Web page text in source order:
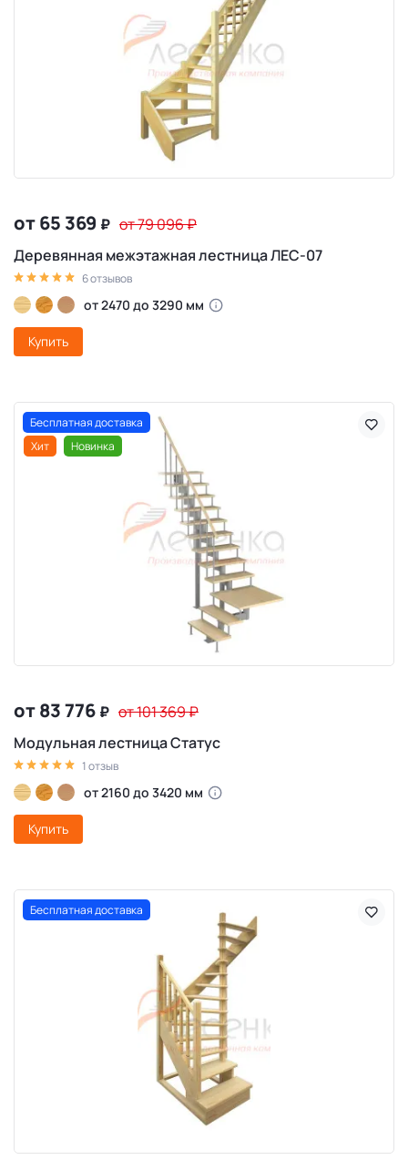
от 65 369 ₽ от 79 096₽
Деревянная межэтажная лестница ЛЕС-07
6 отзывов
от 2470 до 3290 мм
Купить
Бесплатная доставка
Хит
Новинка
от 83 776 ₽ от 101 369₽
Модульная лестница Статус
1 отзыв
от 2160 до 3420 мм
Купить
Бесплатная доставка